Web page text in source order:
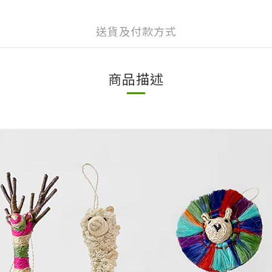
送貨及付款方式
商品描述